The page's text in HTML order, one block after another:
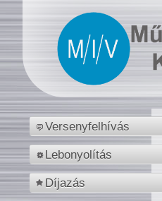
Versenyfelhívás
Lebonyolítás
Díjazás